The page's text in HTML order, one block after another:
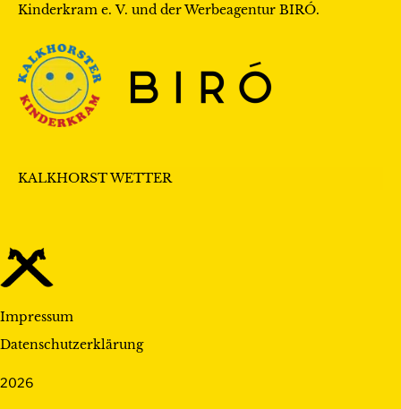
Kinderkram e. V. und der Werbeagentur BIRÓ.
KALKHORST WETTER
2026
Impressum
Datenschutzerklärung